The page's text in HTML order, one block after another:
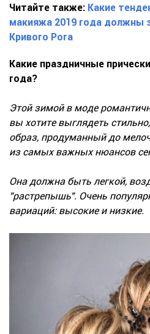
Читайте также: Какие
макияжа 2019 года должны
Кривого Рога
Какие праздничные
года?
Этой зимой в моде
вы хотите выглядеть
образ, продуманный до
из самых важных нюансов
Она должна быть легкой,
"растрепышь". Очень
вариаций: высокие и низкие.